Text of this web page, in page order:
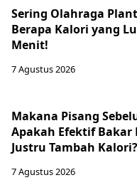
Sering Olahraga
Berapa Kalori yang
Menit!
7 Agustus 2026
Makana Pisang
Apakah Efektif Bakar
Justru Tambah Kalori?
7 Agustus 2026